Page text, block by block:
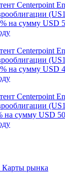
Centerpoint
на сумму USD
Centerpoint
на сумму USD
Centerpoint
на сумму USD
Карты рынка